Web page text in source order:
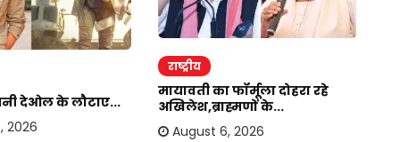
देओल के लौटाए...
2026
राष्ट्रीय
मायावती का फॉर्मूला दोहरा रहे
अखिलेश,ब्राह्मणों के...
August 6, 2026